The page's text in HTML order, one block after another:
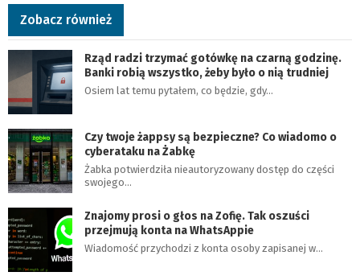
Zobacz również
Rząd radzi trzymać gotówkę na czarną godzinę.
Banki robią wszystko, żeby było o nią trudniej
Osiem lat temu pytałem, co będzie, gdy…
Czy twoje żappsy są bezpieczne? Co wiadomo o
cyberataku na Żabkę
Żabka potwierdziła nieautoryzowany dostęp do części
swojego…
Znajomy prosi o głos na Zofię. Tak oszuści
przejmują konta na WhatsAppie
Wiadomość przychodzi z konta osoby zapisanej w…